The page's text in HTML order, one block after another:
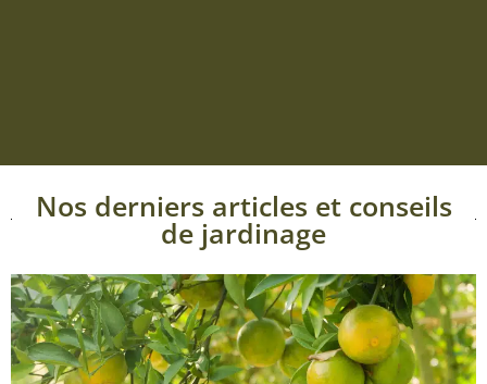
Nos derniers articles et conseils
de jardinage